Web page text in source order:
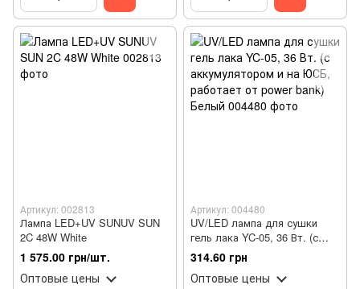
Артикул: 002813
Лампа LED+UV SUNUV SUN
2C 48W White
1 575.00 грн/шт.
Оптовые цены
Артикул: 004480
UV/LED лампа для сушки
гель лака YC-05, 36 Вт. (с
аккумулятором и на ЮСБ,
работает от power bank)
Белый
314.60 грн
Оптовые цены